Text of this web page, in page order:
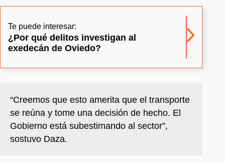
Te puede interesar:
¿Por qué delitos investigan al
exedecán de Oviedo?
“Creemos que esto amerita que el transporte
se reúna y tome una decisión de hecho. El
Gobierno está subestimando al sector”,
sostuvo Daza.